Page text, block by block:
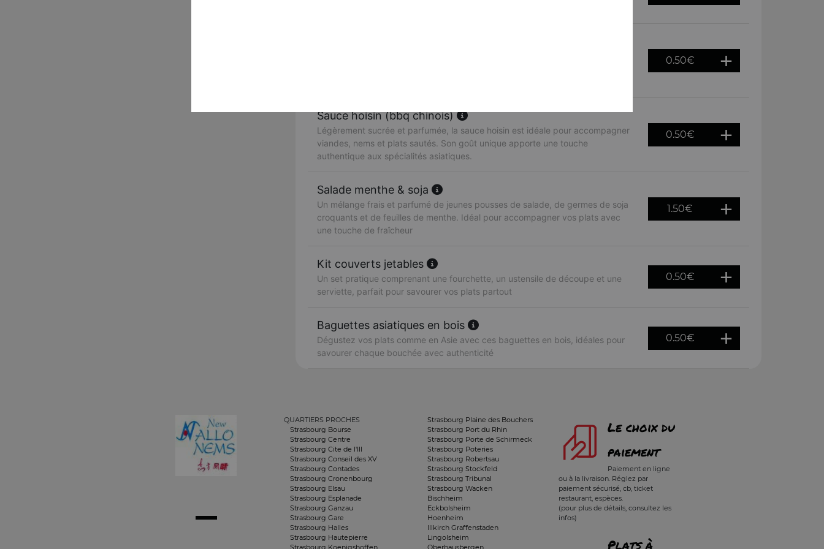
0.50€
Sauce hoisin (bbq chinois)
Légèrement sucrée et parfumée, la sauce hoisin est idéale pour accompagner
viandes, nems et plats sautés. Son goût unique apporte une touche
authentique aux spécialités asiatiques.
0.50€
Salade menthe & soja
Un mélange frais et parfumé de jeunes pousses de salade, de germes de soja
croquants et de feuilles de menthe. Idéal pour accompagner vos plats avec
une touche de fraîcheur
1.50€
Kit couverts jetables
Un set pratique comprenant une fourchette, un ustensile de découpe et une
serviette, parfait pour savourer vos plats partout
0.50€
Baguettes asiatiques en bois
Dégustez vos plats comme en Asie avec ces baguettes en bois, idéales pour
savourer chaque bouchée avec authenticité
0.50€
QUARTIERS PROCHES
Strasbourg Bourse
Strasbourg Centre
Strasbourg Cite de l'Ill
Strasbourg Conseil des XV
Strasbourg Contades
Strasbourg Cronenbourg
Strasbourg Elsau
Strasbourg Esplanade
Strasbourg Ganzau
Strasbourg Gare
Strasbourg Halles
Strasbourg Hautepierre
Strasbourg Koenigshoffen
Strasbourg Plaine des Bouchers
Strasbourg Port du Rhin
Strasbourg Porte de Schirmeck
Strasbourg Poteries
Strasbourg Robertsau
Strasbourg Stockfeld
Strasbourg Tribunal
Strasbourg Wacken
Bischheim
Eckbolsheim
Hoenheim
Illkirch Graffenstaden
Lingolsheim
Oberhausbergen
Le choix du
paiement
Paiement en ligne
ou à la livraison. Réglez par
paiement sécurisé, cb, ticket
restaurant, espèces.
(pour plus de détails, consultez les
infos)
Plats à